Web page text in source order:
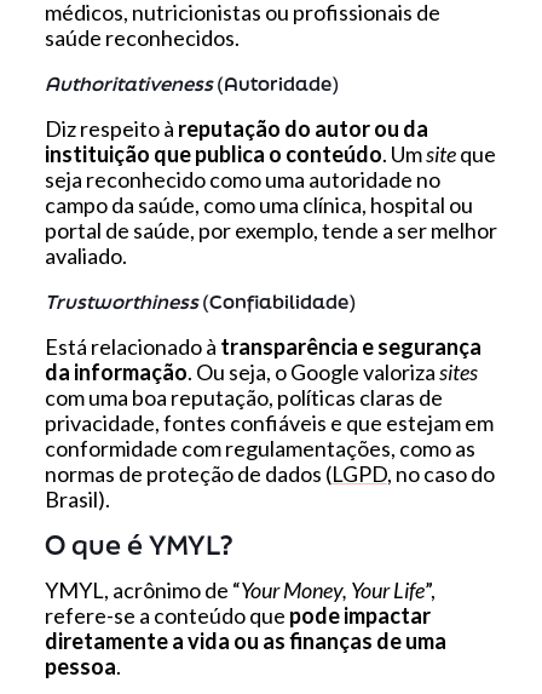
médicos, nutricionistas ou profissionais de
saúde reconhecidos.
Authoritativeness(Autoridade)
Diz respeito à reputação do autor ou da
instituição que publica o conteúdo. Umsiteque
seja reconhecido como uma autoridade no
campo da saúde, como uma clínica, hospital ou
portal de saúde, por exemplo, tende a ser melhor
avaliado.
Trustworthiness(Confiabilidade)
Está relacionado à transparência e segurança
da informação. Ou seja, o Google valorizasites
com uma boa reputação, políticas claras de
privacidade, fontes confiáveis e que estejam em
conformidade com regulamentações, como as
normas de proteção de dados (LGPD, no caso do
Brasil).
O que é YMYL?
YMYL, acrônimo de “Your Money, Your Life”,
refere-se a conteúdo que pode impactar
diretamente a vida ou as finanças de uma
pessoa.